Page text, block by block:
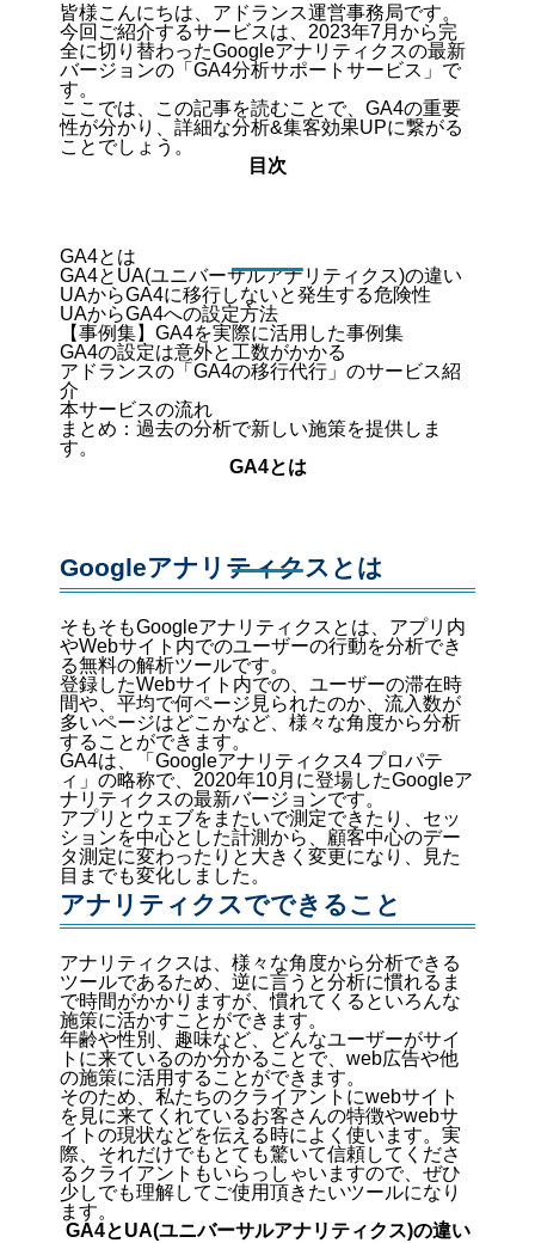
皆様こんにちは、アドランス運営事務局です。
今回ご紹介するサービスは、2023年7月から完
全に切り替わったGoogleアナリティクスの最新
バージョンの「GA4分析サポートサービス」で
す。
ここでは、この記事を読むことで、GA4の重要
性が分かり、詳細な分析&集客効果UPに繋がる
ことでしょう。
目次
GA4とは
GA4とUA(ユニバーサルアナリティクス)の違い
UAからGA4に移行しないと発生する危険性
UAからGA4への設定方法
【事例集】GA4を実際に活用した事例集
GA4の設定は意外と工数がかかる
アドランスの「GA4の移行代行」のサービス紹
介
本サービスの流れ
まとめ：過去の分析で新しい施策を提供しま
す。
GA4とは
Googleアナリティクスとは
そもそもGoogleアナリティクスとは、アプリ内
やWebサイト内でのユーザーの行動を分析でき
る無料の解析ツールです。
登録したWebサイト内での、ユーザーの滞在時
間や、平均で何ページ見られたのか、流入数が
多いページはどこかなど、様々な角度から分析
することができます。
GA4は、「Googleアナリティクス4 プロパテ
ィ」の略称で、2020年10月に登場したGoogleア
ナリティクスの最新バージョンです。
アプリとウェブをまたいで測定できたり、セッ
ションを中心とした計測から、顧客中心のデー
タ測定に変わったりと大きく変更になり、見た
目までも変化しました。
アナリティクスでできること
アナリティクスは、様々な角度から分析できる
ツールであるため、逆に言うと分析に慣れるま
で時間がかかりますが、慣れてくるといろんな
施策に活かすことができます。
年齢や性別、趣味など、どんなユーザーがサイ
トに来ているのか分かることで、web広告や他
の施策に活用することができます。
そのため、私たちのクライアントにwebサイト
を見に来てくれているお客さんの特徴やwebサ
イトの現状などを伝える時によく使います。実
際、それだけでもとても驚いて信頼してくださ
るクライアントもいらっしゃいますので、ぜひ
少しでも理解してご使用頂きたいツールになり
ます。
GA4とUA(ユニバーサルアナリティクス)の違い